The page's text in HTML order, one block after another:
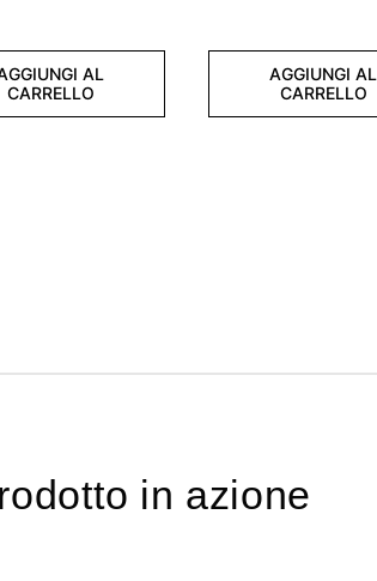
AL
CARRELLO
AGGIUNGI AL
CARRELLO
in azione